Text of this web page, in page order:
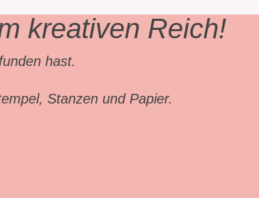
kreativen Reich!
hast.
Stanzen und Papier.